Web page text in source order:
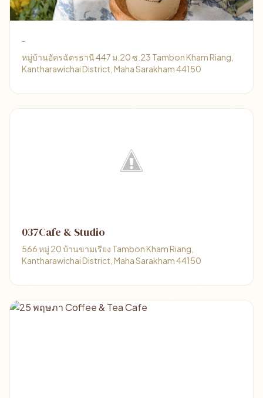
-
หมู่บ้านอัครฉัตรธานี 447 ม.20 ซ.23 Tambon Kham Riang,
Kantharawichai District, Maha Sarakham 44150
037Cafe & Studio
566 หมู่ 20 บ้านขามเรียง Tambon Kham Riang,
Kantharawichai District, Maha Sarakham 44150